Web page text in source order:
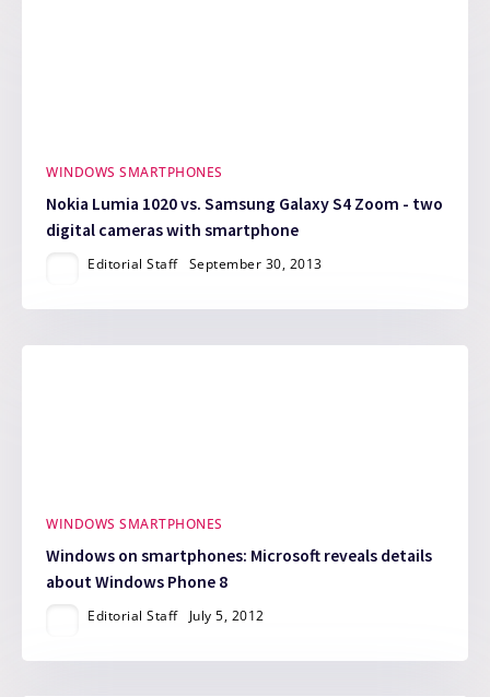
WINDOWS SMARTPHONES
Nokia Lumia 1020 vs. Samsung Galaxy S4 Zoom - two
digital cameras with smartphone
Editorial Staff September 30, 2013
WINDOWS SMARTPHONES
Windows on smartphones: Microsoft reveals details
about Windows Phone 8
Editorial Staff July 5, 2012